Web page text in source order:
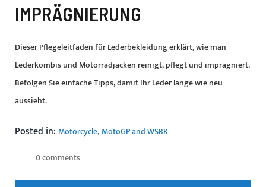
IMPRÄGNIERUNG
Dieser Pflegeleitfaden für Lederbekleidung erklärt, wie man
Lederkombis und Motorradjacken reinigt, pflegt und imprägniert.
Befolgen Sie einfache Tipps, damit Ihr Leder lange wie neu
aussieht.
Posted in: Motorcycle MotoGP and WSBK
0 comments